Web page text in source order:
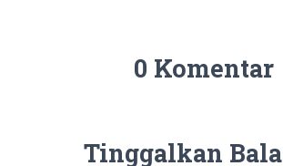
0 Komentar
Tinggalkan